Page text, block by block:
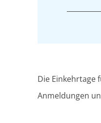
Die Einkehrtage
Anmeldungen